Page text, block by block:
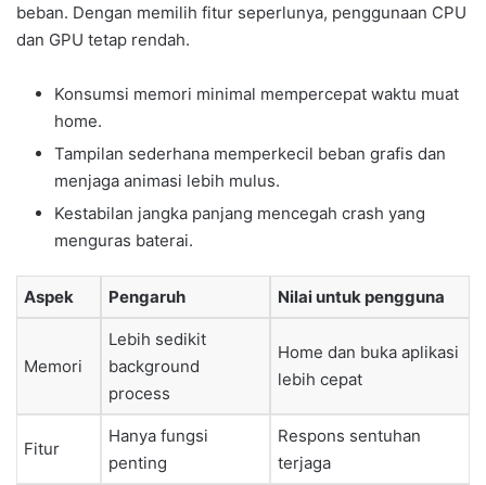
beban. Dengan memilih fitur seperlunya, penggunaan CPU
dan GPU tetap rendah.
Konsumsi memori minimal mempercepat waktu muat
home.
Tampilan sederhana memperkecil beban grafis dan
menjaga animasi lebih mulus.
Kestabilan jangka panjang mencegah crash yang
menguras baterai.
Aspek Pengaruh Nilai untuk pengguna
Memori
Lebih sedikit
background
process
Home dan buka aplikasi
lebih cepat
Fitur
Hanya fungsi
penting
Respons sentuhan
terjaga